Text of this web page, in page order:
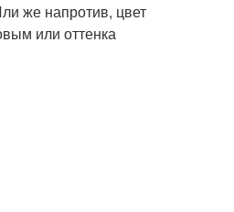
же напротив, цвет
или оттенка